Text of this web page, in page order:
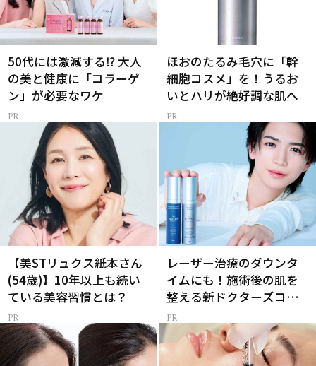
50代には激減する⁉ 大人
の美と健康に「コラーゲ
ン」が必要なワケ
ほおのたるみ毛穴に「幹
細胞コスメ」を！うるお
いとハリが絶好調な肌へ
【美STリュクス紙本さん
(54歳)】10年以上も続い
ている美容習慣とは？
レーザー治療のダウンタ
イムにも！施術後の肌を
整える新ドクターズコス
メ